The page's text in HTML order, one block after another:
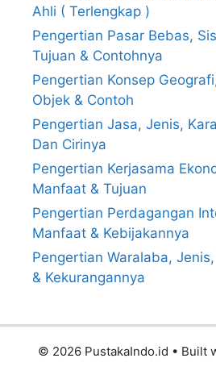
Ahli ( Terlengkap )
Pengertian Pasar Bebas,
Tujuan & Contohnya
Pengertian Konsep
Objek & Contoh
Pengertian Jasa, Jenis,
Dan Cirinya
Pengertian Kerjasama
Manfaat & Tujuan
Pengertian Perdagangan
Manfaat & Kebijakannya
Pengertian Waralaba,
& Kekurangannya
© 2026 PustakaIndo.id • Built